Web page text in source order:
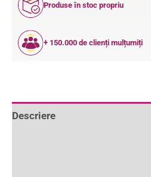
Produse în stoc propriu
+ 150.000 de clienți mulțumiți
Descriere